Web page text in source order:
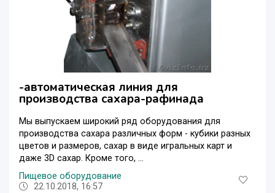
-автоматическая линия для
производства сахара-рафинада
Мы выпускаем широкий ряд оборудования для
производства сахара различных форм - кубики разных
цветов и размеров, сахар в виде игральных карт и
даже 3D сахар. Кроме того, ...
Пищевое оборудование
22.10.2018, 16:57